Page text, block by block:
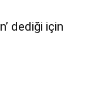
dediği için